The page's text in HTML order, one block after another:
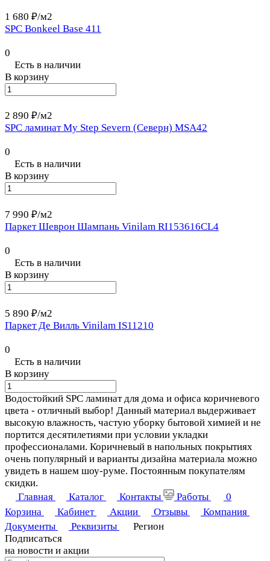
1 680 ₽/м2
SPC Bonkeel Base 411
0
Есть в наличии
В корзину
2 890 ₽/м2
SPC ламинат My Step Severn (Северн) MSA42
0
Есть в наличии
В корзину
7 990 ₽/м2
Паркет Шеврон Шампань Vinilam RI153616CL4
0
Есть в наличии
В корзину
5 890 ₽/м2
Паркет Де Вилль Vinilam IS11210
0
Есть в наличии
В корзину
Водостойкий SPC ламинат для дома и офиса коричневого
цвета - отличный выбор! Данный материал выдерживает
высокую влажность, частую уборку бытовой химией и не
портится десятилетиями при условии укладки
профессионалами. Коричневый в напольных покрытиях
очень популярный и варианты дизайна материала можно
увидеть в нашем шоу-руме. Постоянным покупателям
скидки.
Главная
Каталог Контакты Работы
0
Корзина
Кабинет Акции Отзывы
Компания
Документы
Реквизиты
Регион
Подписаться
на новости и акции